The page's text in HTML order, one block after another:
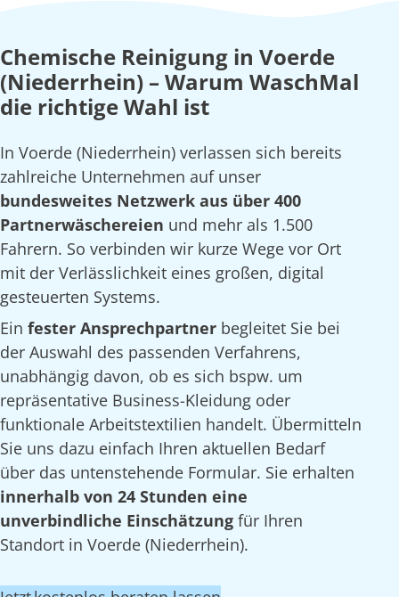
Chemische Reinigung in Voerde
(Niederrhein) – Warum WaschMal
die richtige Wahl ist
In Voerde (Niederrhein) verlassen sich bereits
zahlreiche Unternehmen auf unser
bundesweites Netzwerk aus über 400
Partnerwäschereien und mehr als 1.500
Fahrern. So verbinden wir kurze Wege vor Ort
mit der Verlässlichkeit eines großen, digital
gesteuerten Systems.
Ein fester Ansprechpartner begleitet Sie bei
der Auswahl des passenden Verfahrens,
unabhängig davon, ob es sich bspw. um
repräsentative Business-Kleidung oder
funktionale Arbeitstextilien handelt. Übermitteln
Sie uns dazu einfach Ihren aktuellen Bedarf
über das untenstehende Formular. Sie erhalten
innerhalb von 24 Stunden eine
unverbindliche Einschätzung für Ihren
Standort in Voerde (Niederrhein).